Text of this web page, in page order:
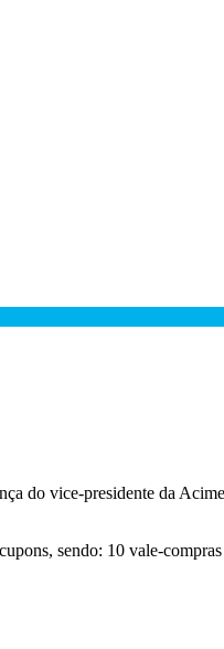
do vice-presidente da
sendo: 10 vale-